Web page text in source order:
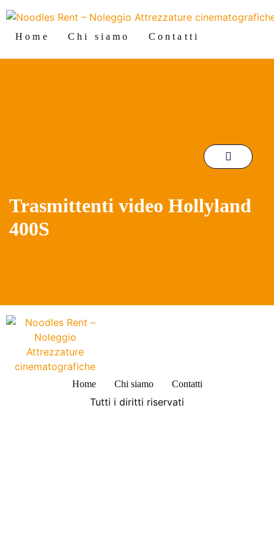
Home Chi siamo Contatti
Trasmittenti video Hollyland
400S
Home Chi siamo Contatti
Tutti i diritti riservati